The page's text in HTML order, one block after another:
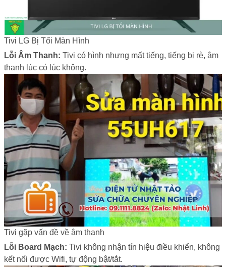
Tivi LG Bị Tối Màn Hình
Lỗi Âm Thanh: Tivi có hình nhưng mất tiếng, tiếng bị rè, âm
thanh lúc có lúc không.
Tivi gặp vấn đề về âm thanh
Lỗi Board Mạch: Tivi không nhận tín hiệu điều khiển, không
kết nối được Wifi, tự động bật/tắt.